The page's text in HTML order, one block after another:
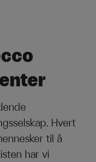
Hvert
til å
har vi